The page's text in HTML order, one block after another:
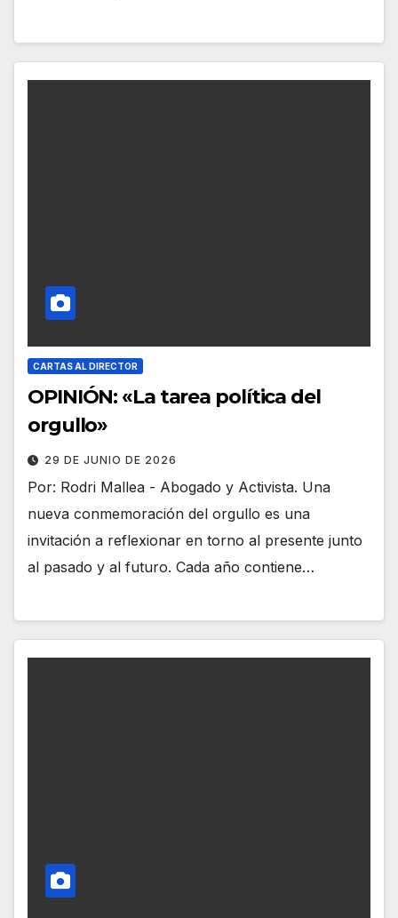
CARTAS AL DIRECTOR
OPINIÓN: «La tarea política del
orgullo»
29 DE JUNIO DE 2026
Por: Rodri Mallea - Abogado y Activista. Una
nueva conmemoración del orgullo es una
invitación a reflexionar en torno al presente junto
al pasado y al futuro. Cada año contiene…